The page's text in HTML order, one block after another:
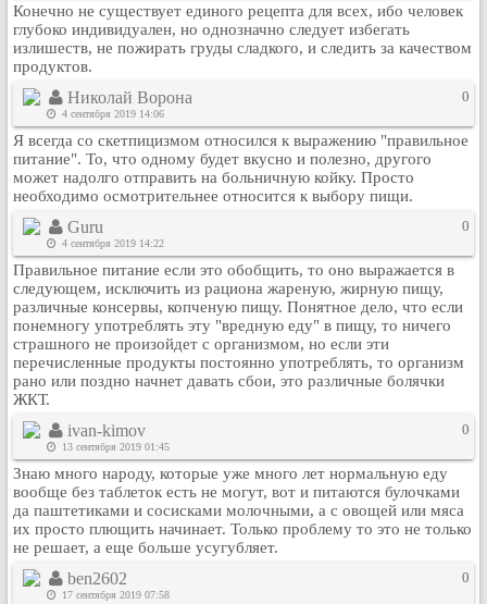
Компьютер
Ещё
Пользователи / Поиск
Группы
Норм
Музыкальный архив
Видео архив
Дело
Организации
Объявления
Рейтинг сайтов
Полная версия сайта
Конечно не существует единого рецепта для всех, ибо человек
глубоко индивидуален, но однозначно следует избегать
излишеств, не пожирать груды сладкого, и следить за качеством
продуктов.
Николай Ворона
4 сентября 2019 14:06
0
Я всегда со скетпицизмом относился к выражению "правильное
питание". То, что одному будет вкусно и полезно, другого
может надолго отправить на больничную койку. Просто
необходимо осмотрительнее относится к выбору пищи.
Guru
4 сентября 2019 14:22
0
Правильное питание если это обобщить, то оно выражается в
следующем, исключить из рациона жареную, жирную пищу,
различные консервы, копченую пищу. Понятное дело, что если
понемногу употреблять эту "вредную еду" в пищу, то ничего
страшного не произойдет с организмом, но если эти
перечисленные продукты постоянно употреблять, то организм
рано или поздно начнет давать сбои, это различные болячки
ЖКТ.
ivan-kimov
13 сентября 2019 01:45
0
Знаю много народу, которые уже много лет нормальную еду
вообще без таблеток есть не могут, вот и питаются булочками
да паштетиками и сосисками молочными, а с овощей или мяса
их просто плющить начинает. Только проблему то это не только
не решает, а еще больше усугубляет.
ben2602
17 сентября 2019 07:58
0